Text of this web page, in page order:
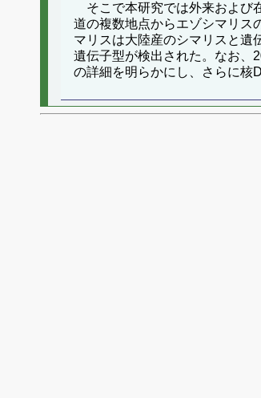
そこで本研究では外来および
道の複数地点からエゾシマリス
マリスは大陸産のシマリスと遺
遺伝子型が検出された。なお、
の詳細を明らかにし、さらに核